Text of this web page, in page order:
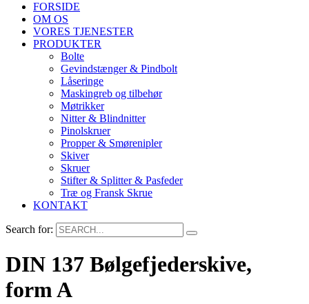
FORSIDE
OM OS
VORES TJENESTER
PRODUKTER
Bolte
Gevindstænger & Pindbolt
Låseringe
Maskingreb og tilbehør
Møtrikker
Nitter & Blindnitter
Pinolskruer
Propper & Smørenipler
Skiver
Skruer
Stifter & Splitter & Pasfeder
Træ og Fransk Skrue
KONTAKT
Search for:
DIN 137 Bølgefjederskive,
form A